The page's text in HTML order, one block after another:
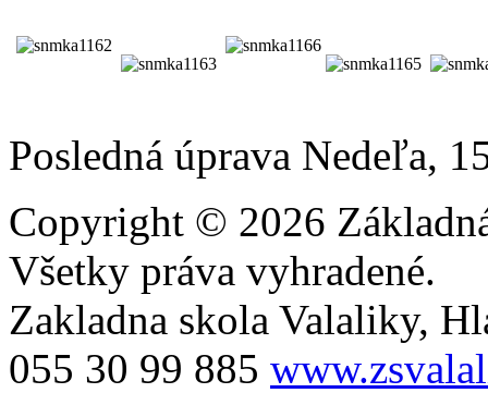
Posledná úprava Nedeľa,
Copyright © 2026
Všetky práva vyhradené.
Zakladna skola Valaliky,
055 30 99 885